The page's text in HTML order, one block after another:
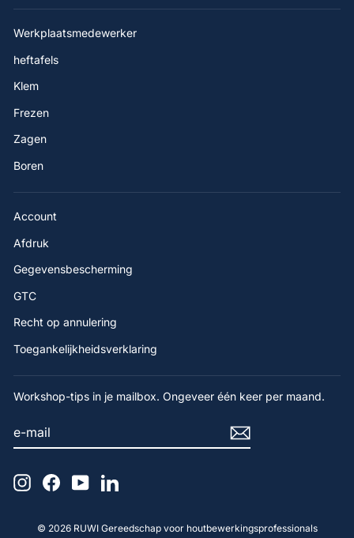
Werkplaatsmedewerker
heftafels
Klem
Frezen
Zagen
Boren
Account
Afdruk
Gegevensbescherming
GTC
Recht op annulering
Toegankelijkheidsverklaring
Workshop-tips in je mailbox. Ongeveer één keer per maand.
MAIL
AANMELDEN
InstagramFacebook
YouTubeLinkedIn
© 2026 RUWI Gereedschap voor houtbewerkingsprofessionals
Hallo, Advies en product: perfect. Hartelijk
Product van goede kwaliteit, correcte